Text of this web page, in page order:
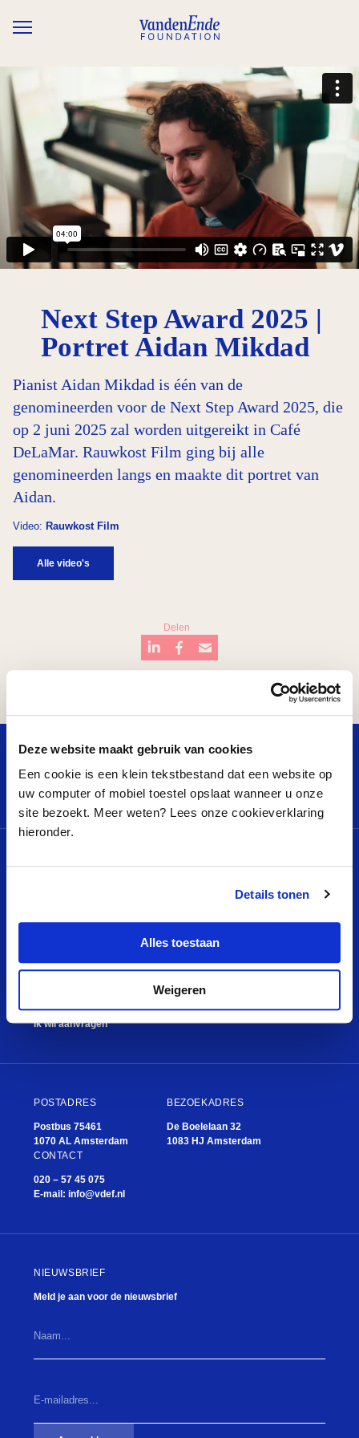
Deze website maakt gebruik van cookies
Een cookie is een klein tekstbestand dat een website op
uw computer of mobiel toestel opslaat wanneer u onze
site bezoekt. Meer weten? Lees onze cookieverklaring
hieronder.
Details tonen
Alles toestaan
Weigeren
Overslaan en naar de inhoud gaan
Next Step Award 2025 |
Portret Aidan Mikdad
Pianist Aidan Mikdad is één van de
genomineerden voor de Next Step Award 2025, die
op 2 juni 2025 zal worden uitgereikt in Café
DeLaMar. Rauwkost Film ging bij alle
genomineerden langs en maakte dit portret van
Aidan.
Video: Rauwkost Film
Alle video's
Delen
MENU
Wie zijn we
Ik wil aanvragen
QUICK LINKS
Klachtenreglement
Cookieverklaring
Logo VDEF
Colofon
POSTADRES
Postbus 75461
1070 AL Amsterdam
BEZOEKADRES
De Boelelaan 32
1083 HJ Amsterdam
CONTACT
020 – 57 45 075
E-mail: info@vdef.nl
NIEUWSBRIEF
Meld je aan voor de nieuwsbrief
mailadres...